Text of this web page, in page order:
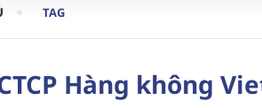
TAG
Hàng không